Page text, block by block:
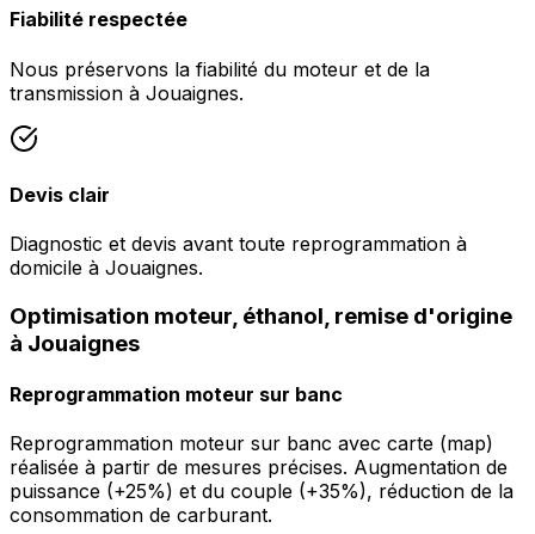
Fiabilité respectée
Nous préservons la fiabilité du moteur et de la
transmission à Jouaignes.
Devis clair
Diagnostic et devis avant toute reprogrammation à
domicile à Jouaignes.
Optimisation moteur, éthanol, remise d'origine
à Jouaignes
Reprogrammation moteur sur banc
Reprogrammation moteur sur banc avec carte (map)
réalisée à partir de mesures précises. Augmentation de
puissance (+25%) et du couple (+35%), réduction de la
consommation de carburant.